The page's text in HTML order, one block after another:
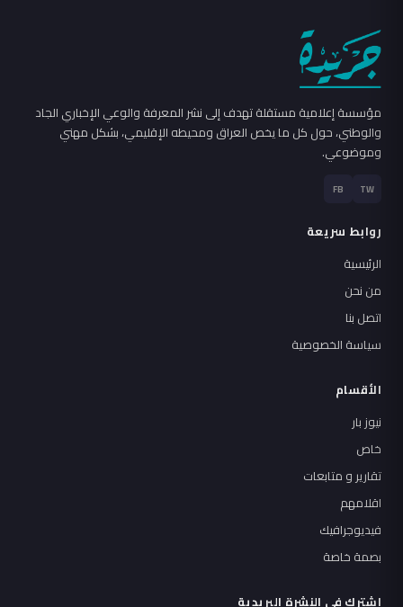
مؤسسة إعلامية مستقلة تهدف إلى نشر المعرفة والوعي الإخباري الجاد
والوطني، حول كل ما يخص العراق ومحيطه الإقليمي، بشكل مهني
وموضوعي.
TW
FB
روابط سريعة
الرئيسية
من نحن
اتصل بنا
سياسة الخصوصية
الأقسام
نيوز بار
خاص
تقارير و متابعات
اقلامهم
فيديوجرافيك
بصمة خاصة
اشترك في النشرة البريدية